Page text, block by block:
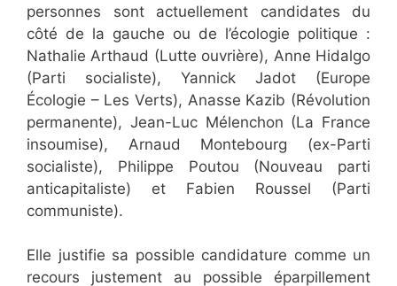
personnes sont actuellement candidates du
côté de la gauche ou de l’écologie politique :
Nathalie Arthaud (Lutte ouvrière), Anne Hidalgo
(Parti socialiste), Yannick Jadot (Europe
Écologie – Les Verts), Anasse Kazib (Révolution
permanente), Jean-Luc Mélenchon (La France
insoumise), Arnaud Montebourg (ex-Parti
socialiste), Philippe Poutou (Nouveau parti
anticapitaliste) et Fabien Roussel (Parti
communiste).
Elle justifie sa possible candidature comme un
recours justement au possible éparpillement